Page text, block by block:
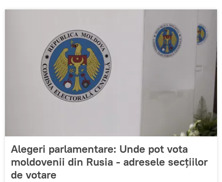
Alegeri parlamentare: Unde pot vota
moldovenii din Rusia - adresele secțiilor
de votare